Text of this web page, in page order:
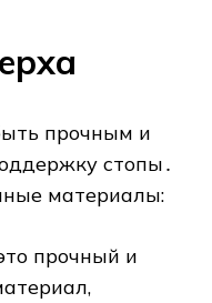
прочным и
стопы․
материалы:
прочный и